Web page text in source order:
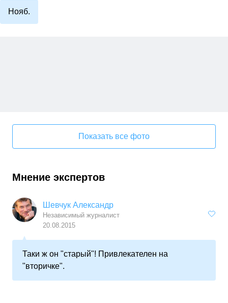
Нояб.
Показать все фото
Мнение экспертов
Шевчук Александр
Независимый журналист
20.08.2015
Таки ж он "старый"! Привлекателен на
"вторичке".